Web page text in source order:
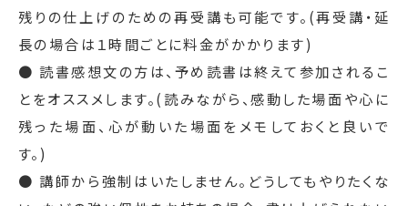
残りの仕上げのための再受講も可能です。(再受講・延
長の場合は１時間ごとに料金がかかります)
● 読書感想文の方は、予め読書は終えて参加されるこ
とをオススメします。(読みながら、感動した場面や心に
残った場面、心が動いた場面をメモしておくと良いで
す。)
● 講師から強制はいたしません。どうしてもやりたくな